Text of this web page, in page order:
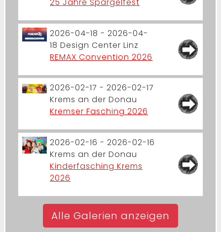
2026-04-18 - 2026-04-
18 Design Center Linz
REMAX Convention 2026
2026-02-17 - 2026-02-17
Krems an der Donau
Kremser Fasching 2026
2026-02-16 - 2026-02-16
Krems an der Donau
Kinderfasching Krems
2026
Alle Galerien anzeigen